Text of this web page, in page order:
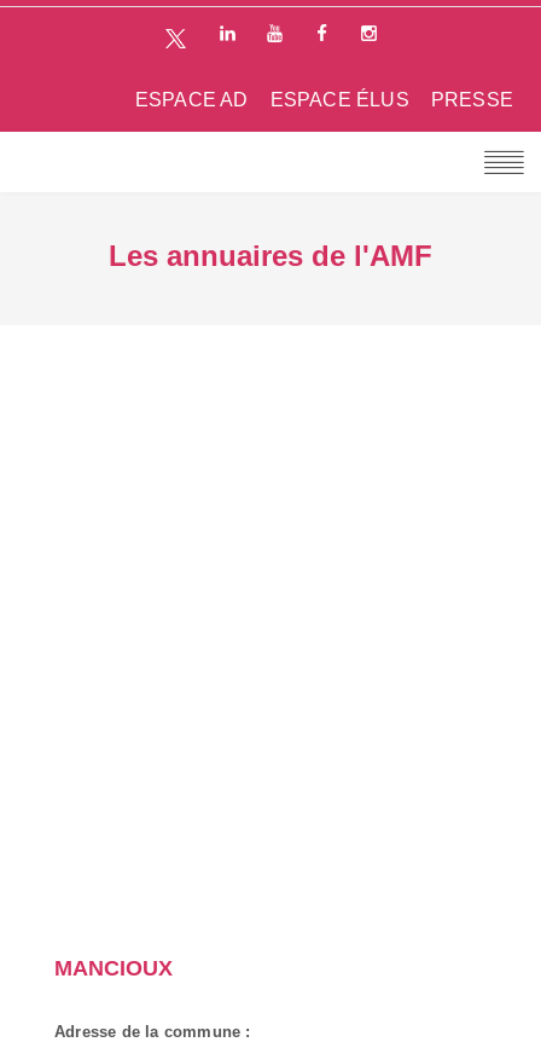
PRESSE
ESPACE ÉLUS
ESPACE AD
Les annuaires de l'AMF
MANCIOUX
Adresse de la commune :